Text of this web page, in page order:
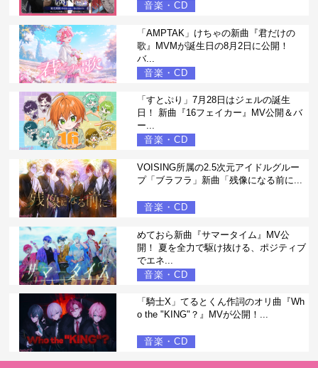
音楽・CD
「AMPTAK」けちゃの新曲『君だけの
歌』MVMが誕生日の8月2日に公開！
バ...
音楽・CD
「すとぷり」7月28日はジェルの誕生
日！ 新曲『16フェイカー』MV公開＆バ
ー...
音楽・CD
VOISING所属の2.5次元アイドルグルー
プ「ブラフラ」新曲「残像になる前に...
音楽・CD
めておら新曲『サマータイム』MV公
開！ 夏を全力で駆け抜ける、ポジティブ
でエネ...
音楽・CD
「騎士X」てるとくん作詞のオリ曲『Wh
o the "KING"？』MVが公開！...
音楽・CD